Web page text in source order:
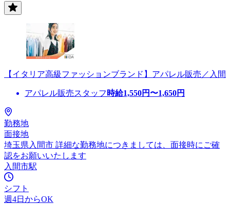
【イタリア高級ファッションブランド】アパレル販売／入間
アパレル販売スタッフ 時給1,550円〜1,650円
勤務地
面接地
埼玉県入間市 詳細な勤務地につきましては、面接時にご確
認をお願いいたします
入間市駅
シフト
週4日からOK